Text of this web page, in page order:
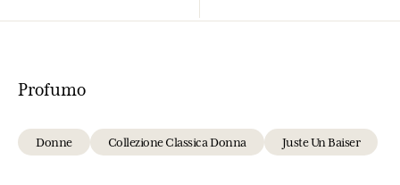
Profumo
Donne Collezione Classica Donna Juste Un Baiser